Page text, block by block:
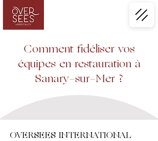
Comment fidéliser vos
équipes en restauration à
Sanary-sur-Mer ?
OVERSEES INTERNATIONAL